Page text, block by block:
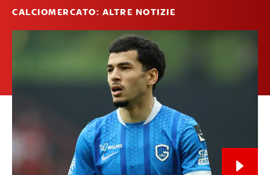
CALCIOMERCATO: ALTRE NOTIZIE